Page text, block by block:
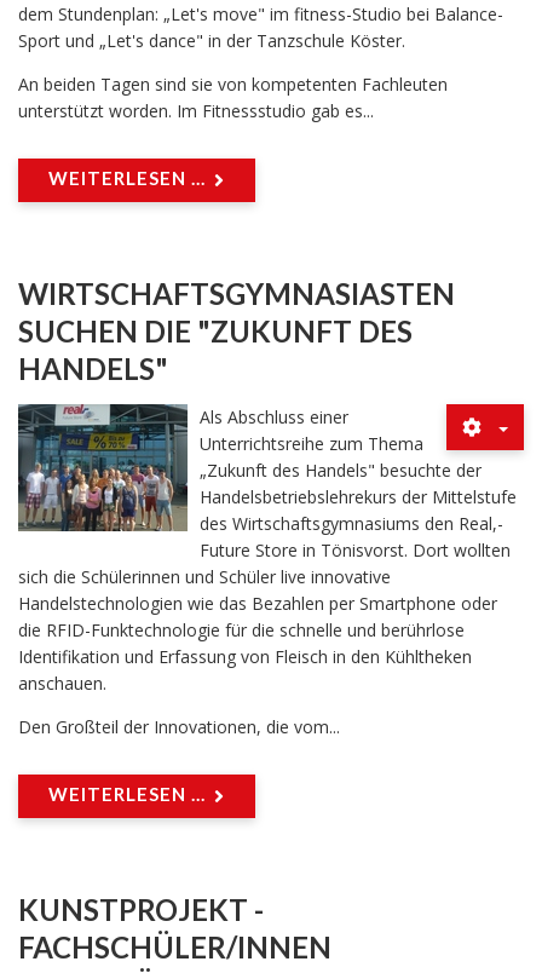
dem Stundenplan: „Let's move" im fitness-Studio bei Balance-
Sport und „Let's dance" in der Tanzschule Köster.
An beiden Tagen sind sie von kompetenten Fachleuten
unterstützt worden. Im Fitnessstudio gab es...
WEITERLESEN ...
WIRTSCHAFTSGYMNASIASTEN
SUCHEN DIE "ZUKUNFT DES
HANDELS"
Als Abschluss einer
Unterrichtsreihe zum Thema
„Zukunft des Handels" besuchte der
Handelsbetriebslehrekurs der Mittelstufe
des Wirtschaftsgymnasiums den Real,-
Future Store in Tönisvorst. Dort wollten
sich die Schülerinnen und Schüler live innovative
Handelstechnologien wie das Bezahlen per Smartphone oder
die RFID-Funktechnologie für die schnelle und berührlose
Identifikation und Erfassung von Fleisch in den Kühltheken
anschauen.
Den Großteil der Innovationen, die vom...
WEITERLESEN ...
KUNSTPROJEKT -
FACHSCHÜLER/INNEN